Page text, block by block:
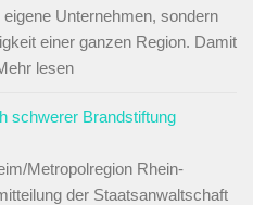
Unternehmen, sondern
einer ganzen Region. Damit
lesen
schwerer Brandstiftung
Metropolregion Rhein-
der Staatsanwaltschaft